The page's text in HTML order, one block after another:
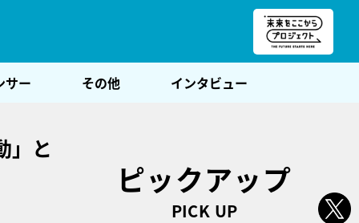
サー その他 インタビュー
」と
ピックアップ
PICK UP